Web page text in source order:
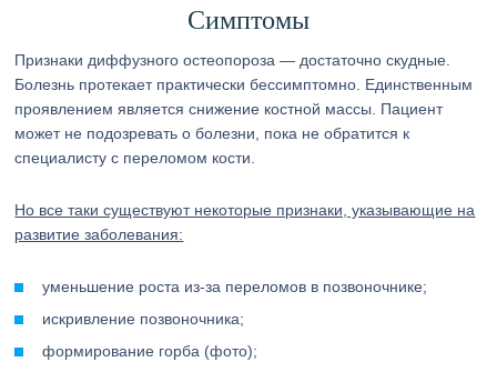
Симптомы
Признаки диффузного остеопороза — достаточно скудные.
Болезнь протекает практически бессимптомно. Единственным
проявлением является снижение костной массы. Пациент
может не подозревать о болезни, пока не обратится к
специалисту с переломом кости.
Но все таки существуют некоторые признаки, указывающие на
развитие заболевания:
уменьшение роста из-за переломов в позвоночнике;
искривление позвоночника;
формирование горба (фото);